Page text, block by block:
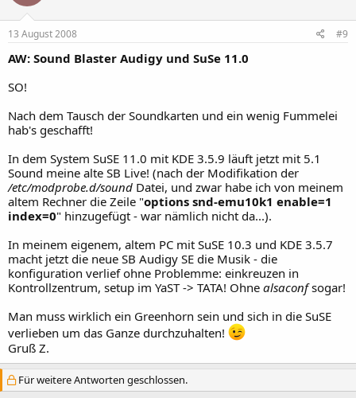
13 August 2008 #9
AW: Sound Blaster Audigy und SuSe 11.0
SO!
Nach dem Tausch der Soundkarten und ein wenig Fummelei
hab's geschafft!
In dem System SuSE 11.0 mit KDE 3.5.9 läuft jetzt mit 5.1
Sound meine alte SB Live! (nach der Modifikation der
/etc/modprobe.d/sound Datei, und zwar habe ich von meinem
altem Rechner die Zeile "options snd-emu10k1 enable=1
index=0" hinzugefügt - war nämlich nicht da...).
In meinem eigenem, altem PC mit SuSE 10.3 und KDE 3.5.7
macht jetzt die neue SB Audigy SE die Musik - die
konfiguration verlief ohne Problemme: einkreuzen in
Kontrollzentrum, setup im YaST -> TATA! Ohne alsaconfsogar!
Man muss wirklich ein Greenhorn sein und sich in die SuSE
verlieben um das Ganze durchzuhalten!
Gruß Z.
Für weitere Antworten geschlossen.